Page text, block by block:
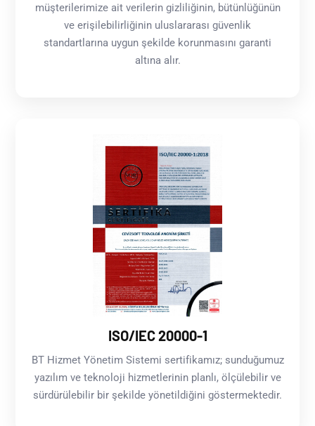
müşterilerimize ait verilerin gizliliğinin, bütünlüğünün
ve erişilebilirliğinin uluslararası güvenlik
standartlarına uygun şekilde korunmasını garanti
altına alır.
ISO/IEC 20000-1
BT Hizmet Yönetim Sistemi sertifikamız; sunduğumuz
yazılım ve teknoloji hizmetlerinin planlı, ölçülebilir ve
sürdürülebilir bir şekilde yönetildiğini göstermektedir.